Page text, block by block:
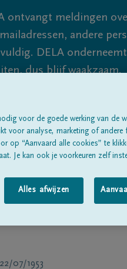
ontvangt meldingen
andere
DELA
dus blijf waakzaam.
Alle rouwberichtenOver
22/07/1953
voor de goede werking van de
voor analyse, marketing of andere
op “Aanvaard alle cookies” te
Je kan ook je voorkeuren zelf
Alles afwijzen